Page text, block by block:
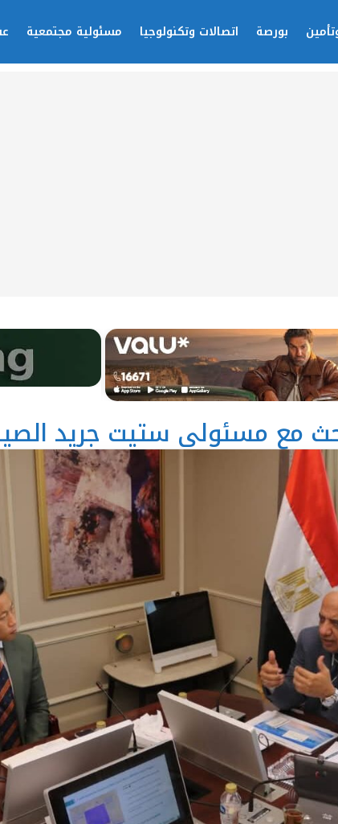
بورصة اتصالات وتكنولوجيا مسئولية مجتمعية
مع مسئولي ستيت جريد